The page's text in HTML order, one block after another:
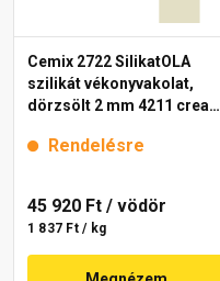
Cemix 2722 SilikatOLA
szilikát vékonyvakolat,
dörzsölt 2 mm 4211 cream
Rendelésre
45 920 Ft / vödör
1 837 Ft / kg